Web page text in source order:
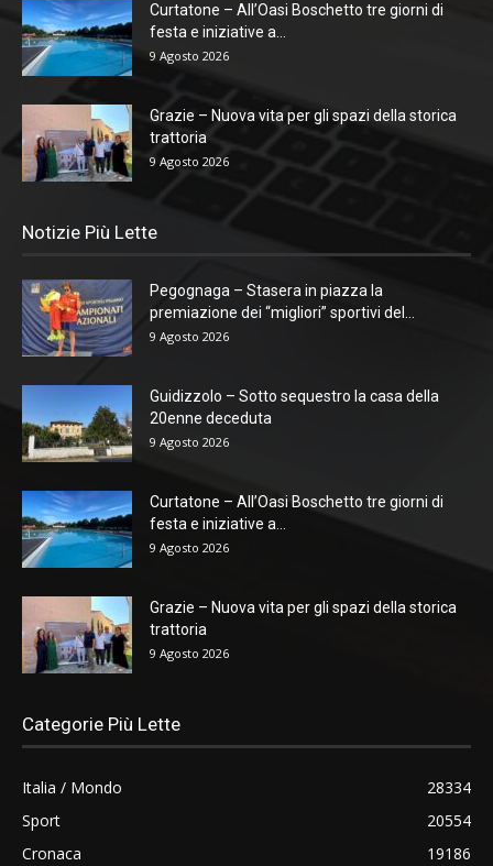
Curtatone – All’Oasi Boschetto tre giorni di
festa e iniziative a...
9 Agosto 2026
Grazie – Nuova vita per gli spazi della storica
trattoria
9 Agosto 2026
Notizie Più Lette
Pegognaga – Stasera in piazza la
premiazione dei “migliori” sportivi del...
9 Agosto 2026
Guidizzolo – Sotto sequestro la casa della
20enne deceduta
9 Agosto 2026
Curtatone – All’Oasi Boschetto tre giorni di
festa e iniziative a...
9 Agosto 2026
Grazie – Nuova vita per gli spazi della storica
trattoria
9 Agosto 2026
Categorie Più Lette
Italia / Mondo
28334
Sport
20554
Cronaca
19186